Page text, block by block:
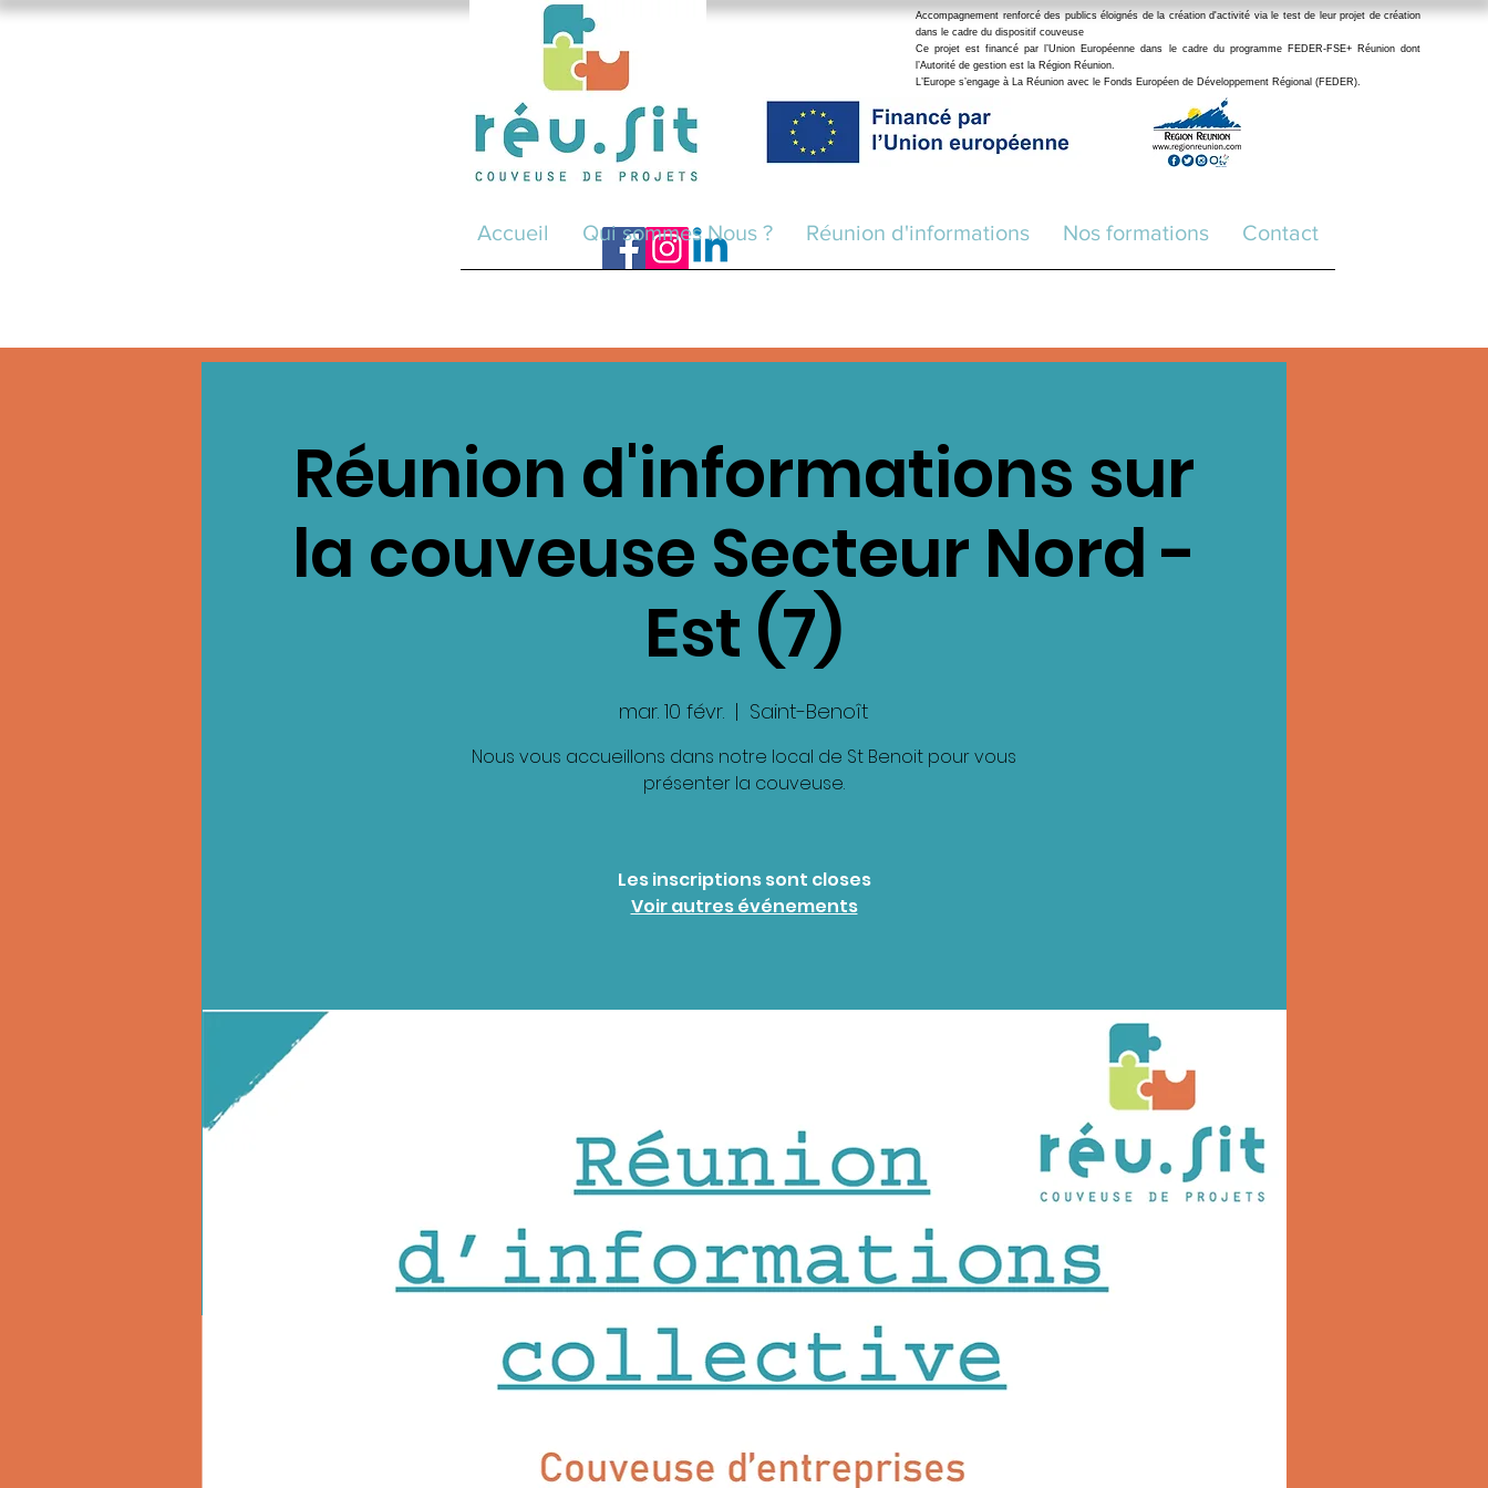
Accueil Qui sommes Nous ? Réunion d'informations Nos formations Contact
Accompagnement renforcé des publics éloignés de la création d'activité via le test de leur projet de création
dans le cadre du dispositif couveuse
Ce projet est financé par l’Union Européenne dans le cadre du programme FEDER-FSE+ Réunion dont
l’Autorité de gestion est la Région Réunion.
L’Europe s’engage à La Réunion avec le Fonds Européen de Développement Régional (FEDER).
Réunion d'informations sur
la couveuse Secteur Nord -
Est (7)
mar. 10 févr.
  |
Saint-Benoît
Nous vous accueillons dans notre local de St Benoit pour vous
présenter la couveuse.
Les inscriptions sont closes
Voir autres événements